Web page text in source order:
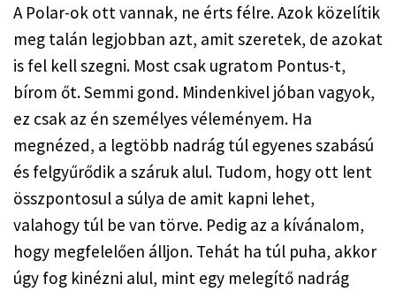
A Polar-ok ott vannak, ne érts félre. Azok közelítik
meg talán legjobban azt, amit szeretek, de azokat
is fel kell szegni. Most csak ugratom Pontus-t,
bírom őt. Semmi gond. Mindenkivel jóban vagyok,
ez csak az én személyes véleményem. Ha
megnézed, a legtöbb nadrág túl egyenes szabású
és felgyűrődik a száruk alul. Tudom, hogy ott lent
összpontosul a súlya de amit kapni lehet,
valahogy túl be van törve. Pedig az a kívánalom,
hogy megfelelően álljon. Tehát ha túl puha, akkor
úgy fog kinézni alul, mint egy melegítő nadrág